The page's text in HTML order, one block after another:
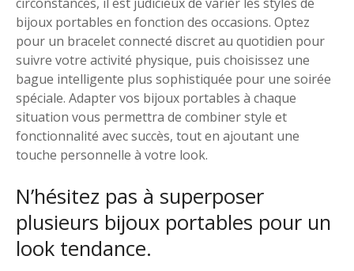
bijoux portables en fonction des occasions. Optez
pour un bracelet connecté discret au quotidien pour
suivre votre activité physique, puis choisissez une
bague intelligente plus sophistiquée pour une soirée
spéciale. Adapter vos bijoux portables à chaque
situation vous permettra de combiner style et
fonctionnalité avec succès, tout en ajoutant une
touche personnelle à votre look.
N’hésitez pas à superposer
plusieurs bijoux portables pour un
look tendance.